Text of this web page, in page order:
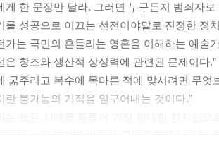
슈탈헤름과 헤어진 뒤) 괴벨스는 절망을
구의 몰락》을 읽은 것도 전반적으로 그의
과 소멸이라는 존재의 영원한 법칙에 묶여
문화가 소멸하기 시작하는 때임을 그 책에
입증되고 있다고 보았다. 슈펭글러의 책은
에 따르면 오로지 강자가 지배해야 하기 때문
게 한 문장만 달라. 그러면 누구든지 범죄자로
를 성공으로 이끄는 선전이야말로 진정한 정
가는 국민의 흔들리는 영혼을 이해하는 예술
은 창조와 생산적 상상력에 관련된 문제이다.”
굶주리고 복수에 목마른 적에 맞서려면 무엇
란 불가능의 기적을 일구어내는 것이다.”
에서 승리하려면 반드시 국민들에게 낙관적